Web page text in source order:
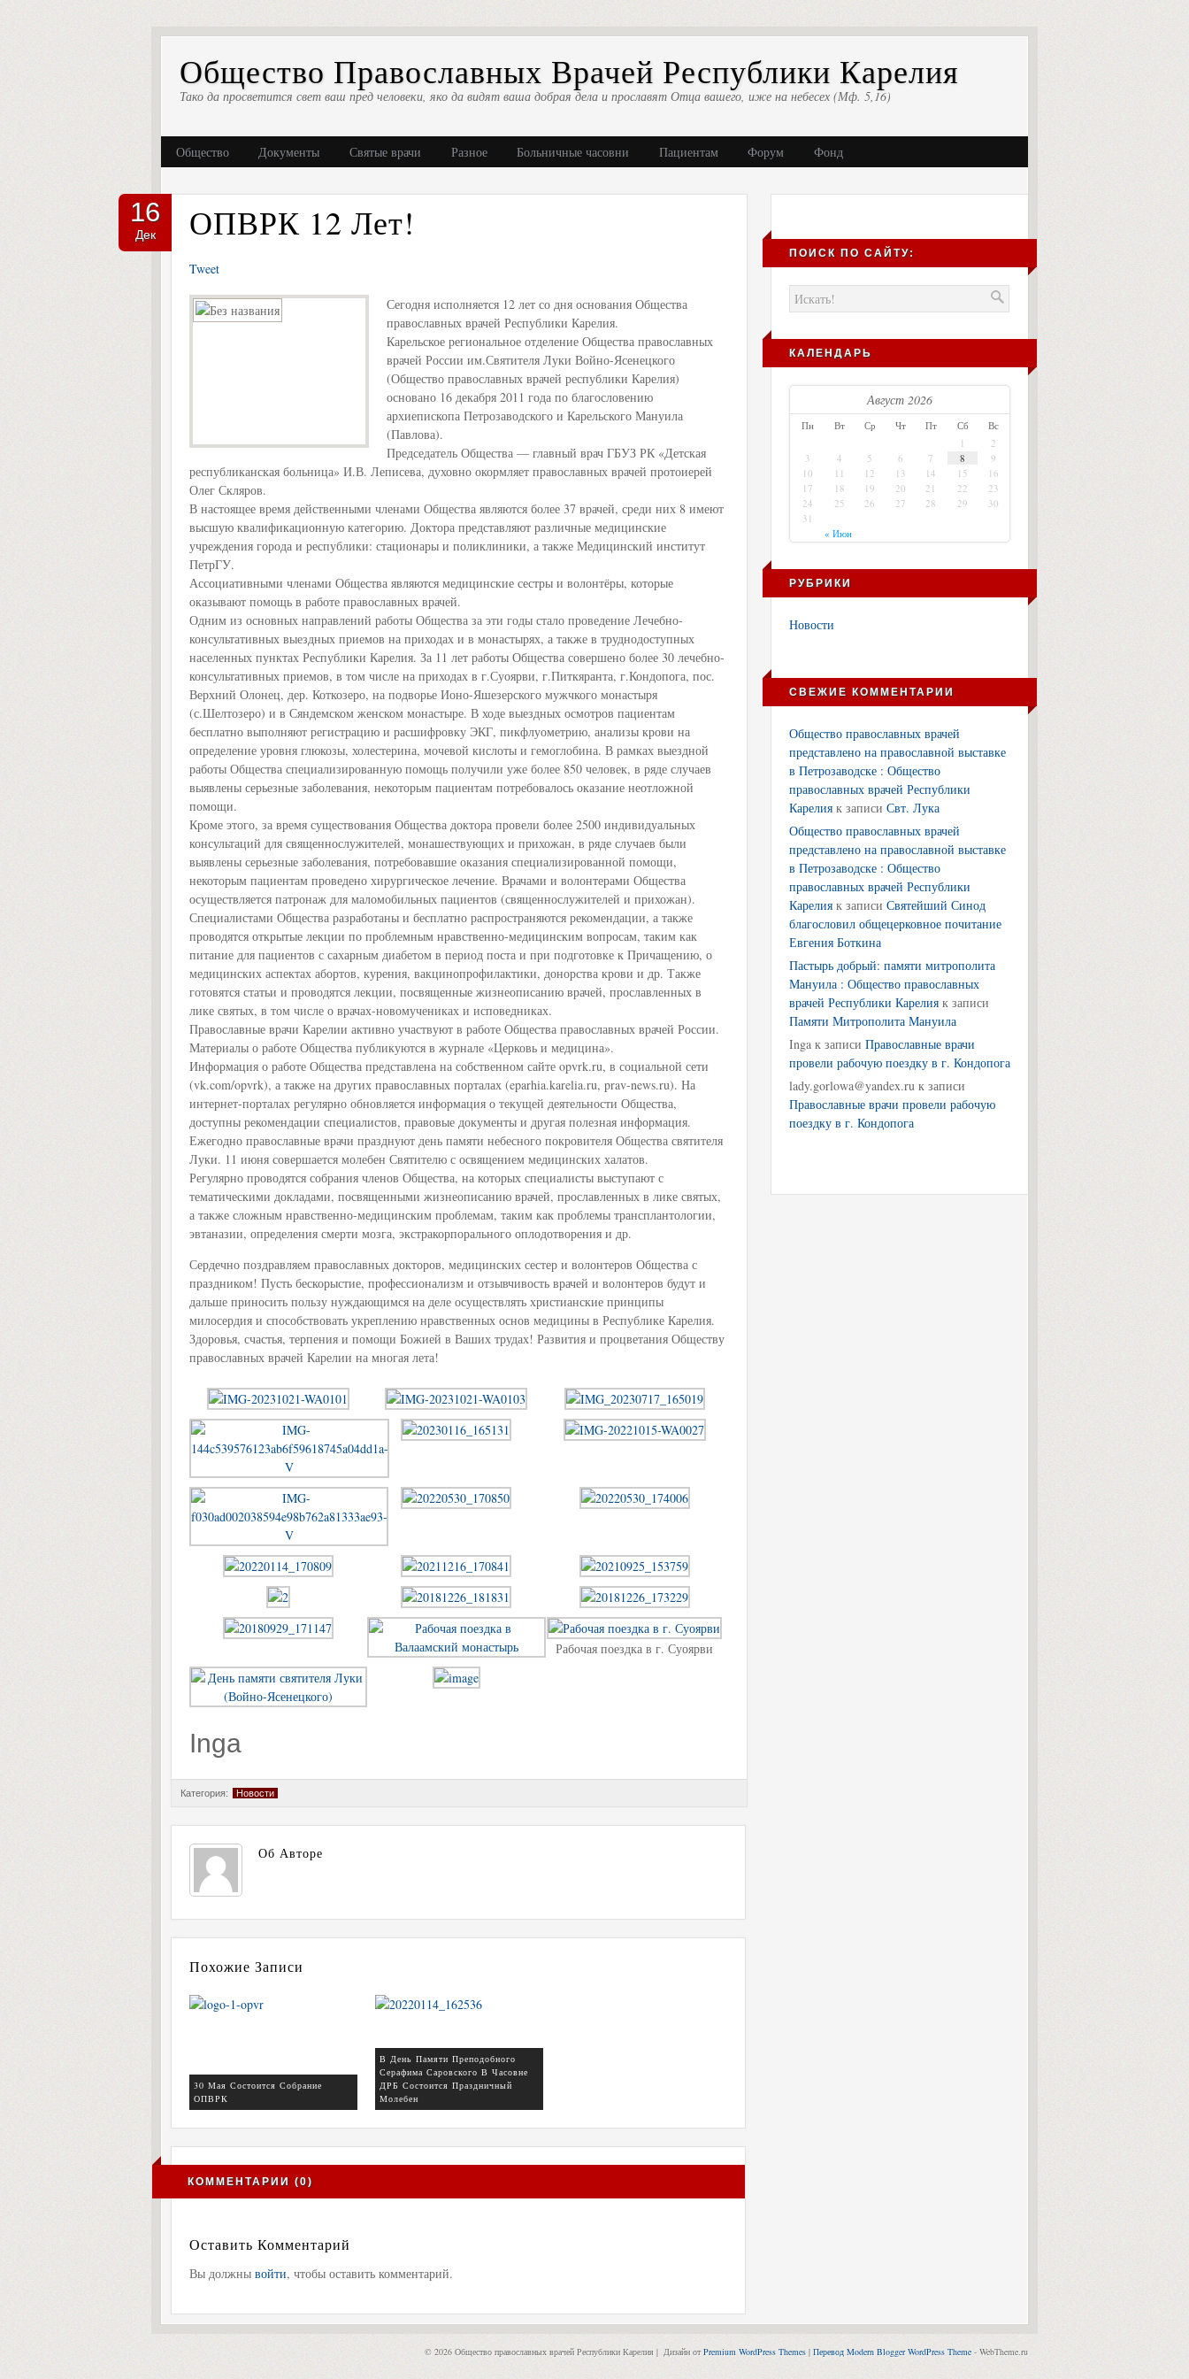
Общество Православных Врачей Республики Карелия
Тако да просветится свет ваш пред человеки, яко да видят ваша добрая дела и прославят Отца вашего, иже на небесех (Мф. 5,16)
Общество Документы Святые врачи Разное Больничные часовни Пациентам Форум Фонд
ОПВРК 12 Лет!
16
Дек
Tweet
Сегодня исполняется 12 лет со дня основания Общества
православных врачей Республики Карелия.
Карельское региональное отделение Общества православных
врачей России им.Святителя Луки Войно-Ясенецкого
(Общество православных врачей республики Карелия)
основано 16 декабря 2011 года по благословению
архиепископа Петрозаводского и Карельского Мануила
(Павлова).
Председатель Общества — главный врач ГБУЗ РК «Детская
республиканская больница» И.В. Леписева, духовно окормляет православных врачей протоиерей
Олег Скляров.
В настоящее время действенными членами Общества являются более 37 врачей, среди них 8 имеют
высшую квалификационную категорию. Доктора представляют различные медицинские
учреждения города и республики: стационары и поликлиники, а также Медицинский институт
ПетрГУ.
Ассоциативными членами Общества являются медицинские сестры и волонтёры, которые
оказывают помощь в работе православных врачей.
Одним из основных направлений работы Общества за эти годы стало проведение Лечебно-
консультативных выездных приемов на приходах и в монастырях, а также в труднодоступных
населенных пунктах Республики Карелия. За 11 лет работы Общества совершено более 30 лечебно-
консультативных приемов, в том числе на приходах в г.Суоярви, г.Питкяранта, г.Кондопога, пос.
Верхний Олонец, дер. Коткозеро, на подворье Ионо-Яшезерского мужчкого монастыря
(с.Шелтозеро) и в Сяндемском женском монастыре. В ходе выездных осмотров пациентам
бесплатно выполняют регистрацию и расшифровку ЭКГ, пикфлуометрию, анализы крови на
определение уровня глюкозы, холестерина, мочевой кислоты и гемоглобина. В рамках выездной
работы Общества специализированную помощь получили уже более 850 человек, в ряде случаев
выявлены серьезные заболевания, некоторым пациентам потребовалось оказание неотложной
помощи.
Кроме этого, за время существования Общества доктора провели более 2500 индивидуальных
консультаций для священнослужителей, монашествующих и прихожан, в ряде случаев были
выявлены серьезные заболевания, потребовавшие оказания специализированной помощи,
некоторым пациентам проведено хирургическое лечение. Врачами и волонтерами Общества
осуществляется патронаж для маломобильных пациентов (священнослужителей и прихожан).
Специалистами Общества разработаны и бесплатно распространяются рекомендации, а также
проводятся открытые лекции по проблемным нравственно-медицинским вопросам, таким как
питание для пациентов с сахарным диабетом в период поста и при подготовке к Причащению, о
медицинских аспектах абортов, курения, вакцинопрофилактики, донорства крови и др. Также
готовятся статьи и проводятся лекции, посвященные жизнеописанию врачей, прославленных в
лике святых, в том числе о врачах-новомучениках и исповедниках.
Православные врачи Карелии активно участвуют в работе Общества православных врачей России.
Материалы о работе Общества публикуются в журнале «Церковь и медицина».
Информация о работе Общества представлена на собственном сайте opvrk.ru, в социальной сети
(vk.com/opvrk), а также на других православных порталах (eparhia.karelia.ru, prav-news.ru). На
интернет-порталах регулярно обновляется информация о текущей деятельности Общества,
доступны рекомендации специалистов, правовые документы и другая полезная информация.
Ежегодно православные врачи празднуют день памяти небесного покровителя Общества святителя
Луки. 11 июня совершается молебен Святителю с освящением медицинских халатов.
Регулярно проводятся собрания членов Общества, на которых специалисты выступают с
тематическими докладами, посвященными жизнеописанию врачей, прославленных в лике святых,
а также сложным нравственно-медицинским проблемам, таким как проблемы трансплантологии,
эвтаназии, определения смерти мозга, экстракорпорального оплодотворения и др.
Сердечно поздравляем православных докторов, медицинских сестер и волонтеров Общества с
праздником! Пусть бескорыстие, профессионализм и отзывчивость врачей и волонтеров будут и
дальше приносить пользу нуждающимся на деле осуществлять христианские принципы
милосердия и способствовать укреплению нравственных основ медицины в Республике Карелия.
Здоровья, счастья, терпения и помощи Божией в Ваших трудах! Развития и процветания Обществу
православных врачей Карелии на многая лета!
Рабочая поездка в г. Суоярви
Inga
Категория: Новости
Об Авторе
Похожие Записи
30 Мая Состоится Собрание
ОПВРК
В День Памяти Преподобного
Серафима Саровского В Часовне
ДРБ Состоится Праздничный
Молебен
КОММЕНТАРИИ (0)
Оставить Комментарий
Вы должны войти, чтобы оставить комментарий.
ПОИСК ПО САЙТУ:
КАЛЕНДАРЬ
Август 2026
Пн Вт Ср Чт Пт Сб Вс
« Июн
1
2
3
4 5 6 7 8
9
10
11 12 13 14 15
16
17
18 19 20 21 22
23
24
25 26 27 28 29
30
31
РУБРИКИ
Новости
СВЕЖИЕ КОММЕНТАРИИ
Общество православных врачей
представлено на православной выставке
в Петрозаводске : Общество
православных врачей Республики
Карелия к записи Свт. Лука
Общество православных врачей
представлено на православной выставке
в Петрозаводске : Общество
православных врачей Республики
Карелия к записи Святейший Синод
благословил общецерковное почитание
Евгения Боткина
Пастырь добрый: памяти митрополита
Мануила : Общество православных
врачей Республики Карелия к записи
Памяти Митрополита Мануила
Inga к записи Православные врачи
провели рабочую поездку в г. Кондопога
lady.gorlowa@yandex.ru к записи
Православные врачи провели рабочую
поездку в г. Кондопога
© 2026 Общество православных врачей Республики Карелия | Дизайн отPremium WordPress Themes | Перевод Modern Blogger WordPress Theme - WebTheme.ru